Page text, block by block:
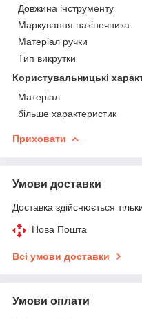
Довжина інструменту
Маркування накінечника
Матеріал ручки
Тип викрутки
Користувальницькі
Матеріал
більше характеристик
Приховати
Умови доставки
Доставка здійснюється
Нова Пошта
Всі умови доставки
Умови оплати